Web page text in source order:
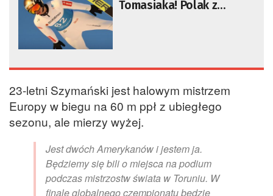
Tomasiaka! Polak z
23-letni Szymański jest halowym mistrzem
Europy w biegu na 60 m ppł z ubiegłego
sezonu, ale mierzy wyżej.
Jest dwóch Amerykanów i jestem ja.
Będziemy się bili o miejsca na podium
podczas mistrzostw świata w Toruniu. W
finale globalnego czempionatu będzie